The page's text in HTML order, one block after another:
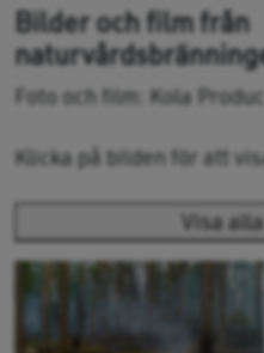
Bilder och film från
Foto och film: Kola
Klicka på bilden för att
Visa